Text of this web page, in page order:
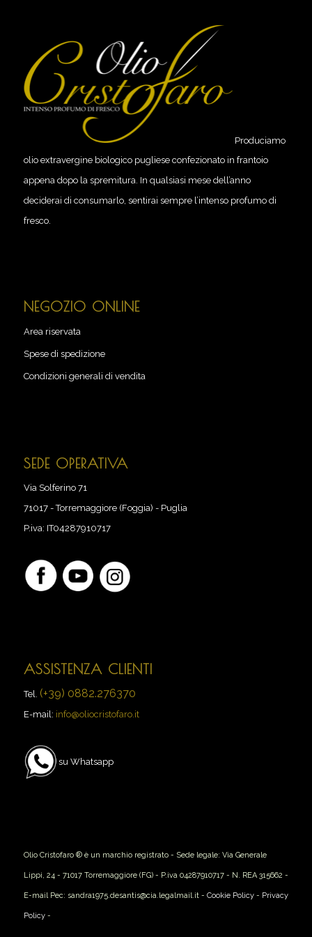
Produciamo
olio extravergine biologico pugliese confezionato in frantoio
appena dopo la spremitura. In qualsiasi mese dell’anno
deciderai di consumarlo, sentirai sempre l’intenso profumo di
fresco.
NEGOZIO ONLINE
Area riservata
Spese di spedizione
Condizioni generali di vendita
SEDE OPERATIVA
Via Solferino 71
71017-Torremaggiore (Foggia) - Puglia
P.iva: IT04287910717
ASSISTENZA CLIENTI
Tel. (+39) 0882.276370
E-mail: info@oliocristofaro.it
su Whatsapp
Olio Cristofaro ® è un marchio registrato - Sede legale: Via Generale
Lippi, 24 - 71017 Torremaggiore (FG) - P.iva 04287910717 - N. REA 315662 -
E-mail Pec: sandra1975.desantis@cia.legalmail.it - Cookie Policy- Privacy
Policy-